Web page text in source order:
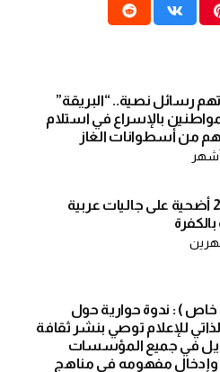
رسائل نصية.. “البريقة”
بالإسراع في استلام
من أسطوانات الغاز
توزيع 200 أضحية على جاليات عربية
خاص ) : ندوة حوارية حول
للإعلام توصي بنشر ثقافة
في جميع المؤسسات
وإدخال مفهومه في مناهج